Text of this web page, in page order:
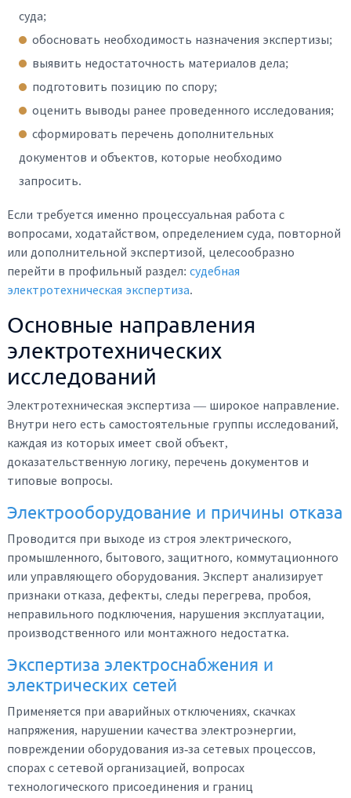
суда;
обосновать необходимость назначения экспертизы;
выявить недостаточность материалов дела;
подготовить позицию по спору;
оценить выводы ранее проведенного исследования;
сформировать перечень дополнительных
документов и объектов, которые необходимо
запросить.
Если требуется именно процессуальная работа с
вопросами, ходатайством, определением суда, повторной
или дополнительной экспертизой, целесообразно
перейти в профильный раздел: судебная
электротехническая экспертиза.
Основные направления
электротехнических
исследований
Электротехническая экспертиза — широкое направление.
Внутри него есть самостоятельные группы исследований,
каждая из которых имеет свой объект,
доказательственную логику, перечень документов и
типовые вопросы.
Электрооборудование и причины отказа
Проводится при выходе из строя электрического,
промышленного, бытового, защитного, коммутационного
или управляющего оборудования. Эксперт анализирует
признаки отказа, дефекты, следы перегрева, пробоя,
неправильного подключения, нарушения эксплуатации,
производственного или монтажного недостатка.
Экспертиза электроснабжения и
электрических сетей
Применяется при аварийных отключениях, скачках
напряжения, нарушении качества электроэнергии,
повреждении оборудования из-за сетевых процессов,
спорах с сетевой организацией, вопросах
технологического присоединения и границ